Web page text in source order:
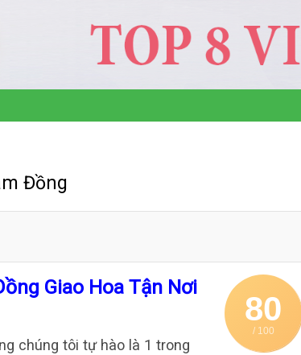
Đồng
80
/ 100
Giao Hoa Tận Nơi
chúng tôi tự hào là 1 trong